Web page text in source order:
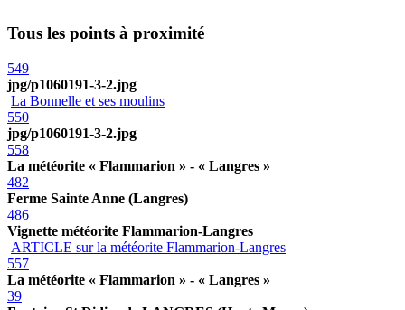
Tous les points à proximité
549
jpg/p1060191-3-2.jpg
La Bonnelle et ses moulins
550
jpg/p1060191-3-2.jpg
558
La météorite « Flammarion » - « Langres »
482
Ferme Sainte Anne (Langres)
486
Vignette météorite Flammarion-Langres
ARTICLE sur la météorite Flammarion-Langres
557
La météorite « Flammarion » - « Langres »
39